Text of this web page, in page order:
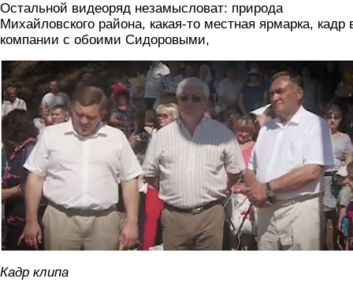
Остальной видеоряд незамысловат: природа
Михайловского района, какая-то местная ярмарка, кадр
компании с обоими Сидоровыми,
sidorovy.jpg
Кадр клипа